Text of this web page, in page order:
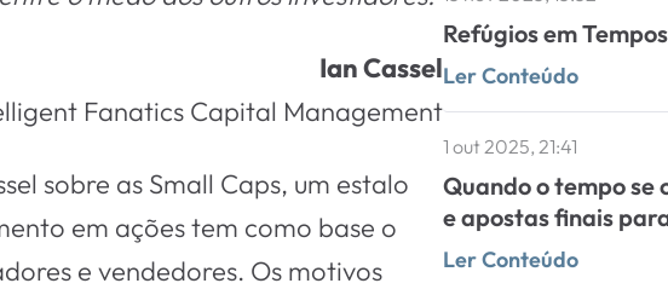
Ian Cassel
Fanatics Capital Management
sobre as Small Caps, um estalo
em ações tem como base o
e vendedores. Os motivos
Refúgios em
Ler Conteúdo
1 out 2025, 21:41
Quando o tempo se
e apostas finais
Ler Conteúdo